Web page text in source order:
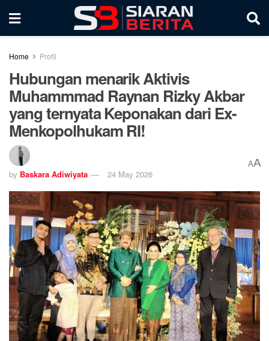
Home Profil
Hubungan menarik Aktivis
Muhammmad Raynan Rizky Akbar
yang ternyata Keponakan dari Ex-
Menkopolhukam RI!
by Baskara Adiwiyata 24 May 2026
AA